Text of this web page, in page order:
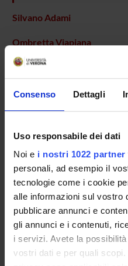
Consenso Dettagli
Uso responsabile dei dati
Noi e i nostri 1022 partner
personali, ad esempio il
tecnologie come i cookie
alle informazioni sul vostro
pubblicare annunci e
gli annunci e i contenuti,
i servizi. Avete la
vostri dati e per quali
Silvano Adami
Ombretta Viapiana
Professore associato
AREE DI RICERCA
SEZIONI
Reumatologia